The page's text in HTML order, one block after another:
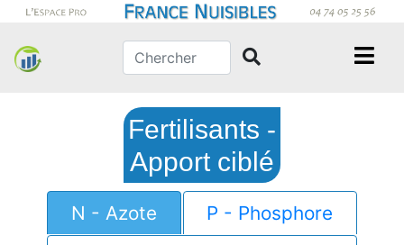
Fertilisants -
Apport ciblé
N - Azote
P - Phosphore